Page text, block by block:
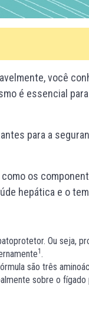
você
é essencial
para a
os
hepática e o
Ou seja,
1.
são três
sobre o